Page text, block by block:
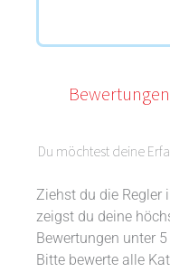
Du möchtest deine
Ziehst du die Regler
zeigst du deine
Bewertungen unter
Bitte bewerte alle